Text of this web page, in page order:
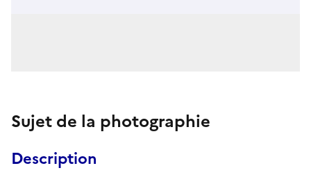
Sujet de la photographie
Description